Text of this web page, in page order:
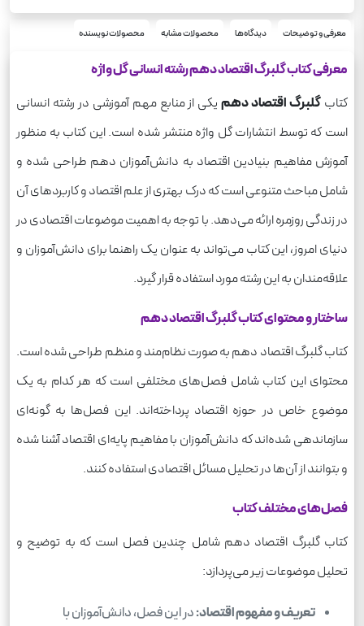
نوع جلد
شومیز
قطع
تعداد صفحه
وزن
معرفی و توضیحات دیدگاه‌ها محصولات مشابه محصولات نویسنده
معرفی کتاب گلبرگ اقتصاد دهم رشته انسانی گل واژه
کتاب گلبرگ اقتصاد دهمیکی از منابع مهم آموزشی در رشته انسانی
است که توسط انتشارات گل واژه منتشر شده است. این کتاب به منظور
آموزش مفاهیم بنیادین اقتصاد به دانش‌آموزان دهم طراحی شده و
شامل مباحث متنوعی است که درک بهتری از علم اقتصاد و کاربردهای آن
در زندگی روزمره ارائه می‌دهد. با توجه به اهمیت موضوعات اقتصادی در
دنیای امروز، این کتاب می‌تواند به عنوان یک راهنما برای دانش‌آموزان و
علاقه‌مندان به این رشته مورد استفاده قرار گیرد.
ساختار و محتوای کتاب گلبرگ اقتصاد دهم
کتاب گلبرگ اقتصاد دهم به صورت نظام‌مند و منظم طراحی شده است.
محتوای این کتاب شامل فصل‌های مختلفی است که هر کدام به یک
موضوع خاص در حوزه اقتصاد پرداخته‌اند. این فصل‌ها به گونه‌ای
سازماندهی شده‌اند که دانش‌آموزان با مفاهیم پایه‌ای اقتصاد آشنا شده
و بتوانند از آن‌ها در تحلیل مسائل اقتصادی استفاده کنند.
فصل‌های مختلف کتاب
کتاب گلبرگ اقتصاد دهم شامل چندین فصل است که به توضیح و
تحلیل موضوعات زیر می‌پردازد:
تعریف و مفهوم اقتصاد:در این فصل، دانش‌آموزان با